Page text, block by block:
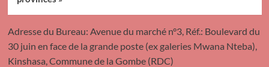
Adresse du Bureau: Avenue du marché n°3, Réf.: Boulevard du
30 juin en face de la grande poste (ex galeries Mwana Nteba),
Kinshasa, Commune de la Gombe (RDC)